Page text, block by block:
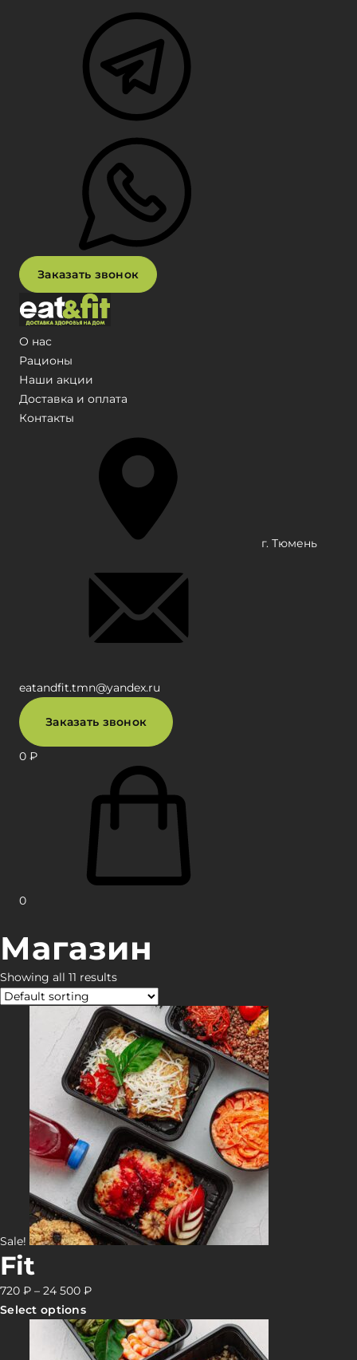
Заказать звонок
О нас
Рационы
Наши акции
Доставка и оплата
Контакты
г. Тюмень
eatandfit.tmn@yandex.ru
Заказать звонок
0 ₽
0
Магазин
Showing all 11 results
Sale!
Fit
720 ₽ – 24 500 ₽
Select options